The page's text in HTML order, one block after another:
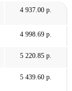
4 937.00 р.
4 998.69 р.
5 220.85 р.
5 439.60 р.